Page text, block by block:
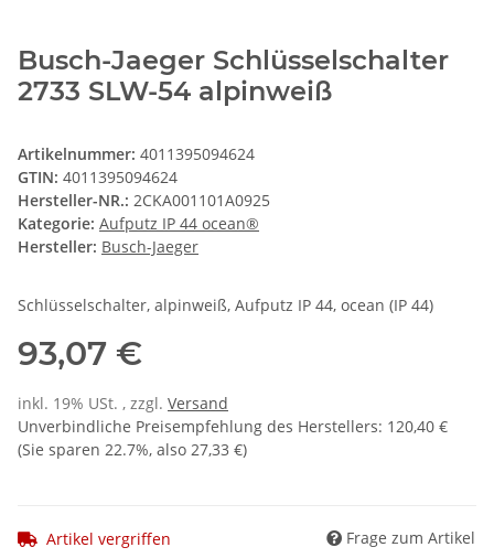
Busch-Jaeger Schlüsselschalter
2733 SLW-54 alpinweiß
Artikelnummer: 4011395094624
GTIN: 4011395094624
Hersteller-NR.: 2CKA001101A0925
Kategorie: Aufputz IP 44 ocean®
Hersteller: Busch-Jaeger
Schlüsselschalter, alpinweiß, Aufputz IP 44, ocean (IP 44)
93,07 €
inkl. 19% USt. , zzgl. Versand
Unverbindliche Preisempfehlung des Herstellers: 120,40 €
(Sie sparen 22.7%, also 27,33 €)
Artikel vergriffen Frage zum Artikel